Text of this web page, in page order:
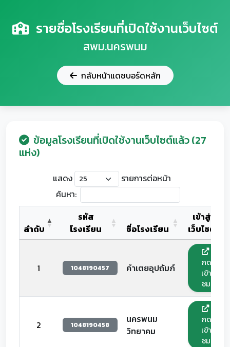
รายชื่อโรงเรียนที่เปิดใช้งานเว็บไซต์
สพม.นครพนม
กลับหน้าแดชบอร์ดหลัก
ข้อมูลโรงเรียนที่เปิดใช้งานเว็บไซต์แล้ว (27
แห่ง)
แสดง
รายการต่อหน้า
ค้นหา:
ลำดับ
รหัส
โรงเรียน
ชื่อโรงเรียน
เข้าสู่
เว็บไซต์
1 1048190457 คำเตยอุปถัมภ์
กด
เข้า
ชม
2 1048190458
นครพนม
วิทยาคม
กด
เข้า
ชม